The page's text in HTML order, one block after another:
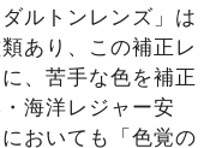
ルトンレンズ」は
あり、この補正レ
、苦手な色を補正
海洋レジャー安
おいても「色覚の